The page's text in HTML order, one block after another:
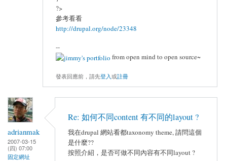
?>
參考看看
http://drupal.org/node/23348
--
from open mind to open source~
發表回應前，請先登入或註冊
adrianmak
2007-03-15
(四) 07:00
固定網址
Re: 如何不同content 有不同的layout ?
我在drupal 網站看都taxonomy theme, 請問這個
是什麼??
按照介紹，是否可做不同內容有不同layout ?